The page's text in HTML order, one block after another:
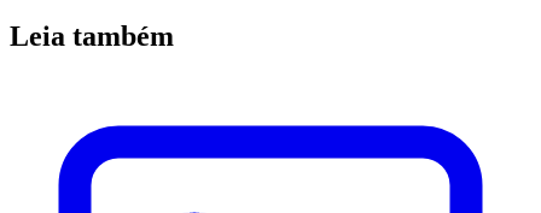
Leia também